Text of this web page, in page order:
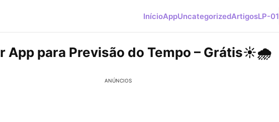
InícioAppUncategorizedArtigosLP-01
App para Previsão do Tempo – Grátis☀️🌧️
ANÚNCIOS